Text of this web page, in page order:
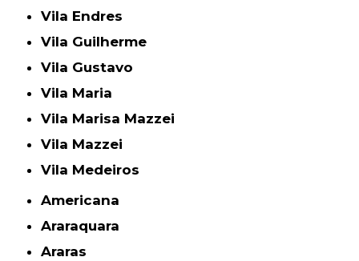
Vila Endres
Vila Guilherme
Vila Gustavo
Vila Maria
Vila Marisa Mazzei
Vila Mazzei
Vila Medeiros
Americana
Araraquara
Araras